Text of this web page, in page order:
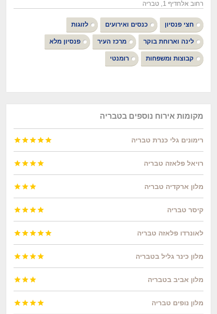
רחוב אלחדיף 1, טבריה
חצי פנסיון כנסים ואירועים לזוגות
לינה וארוחת בוקר מרכז העיר פנסיון מלא
קבוצות ומשפחות רומנטי
מקומות אירוח נוספים בטבריה
רימונים גלי כנרת טבריה 




רויאל פלאזה טבריה 



מלון ארקדיה טבריה 


קיסר טבריה 



לאונרדו פלאזה טבריה 




מלון כינר גליל בטבריה 



מלון אביב בטבריה 


מלון נופים טבריה 


